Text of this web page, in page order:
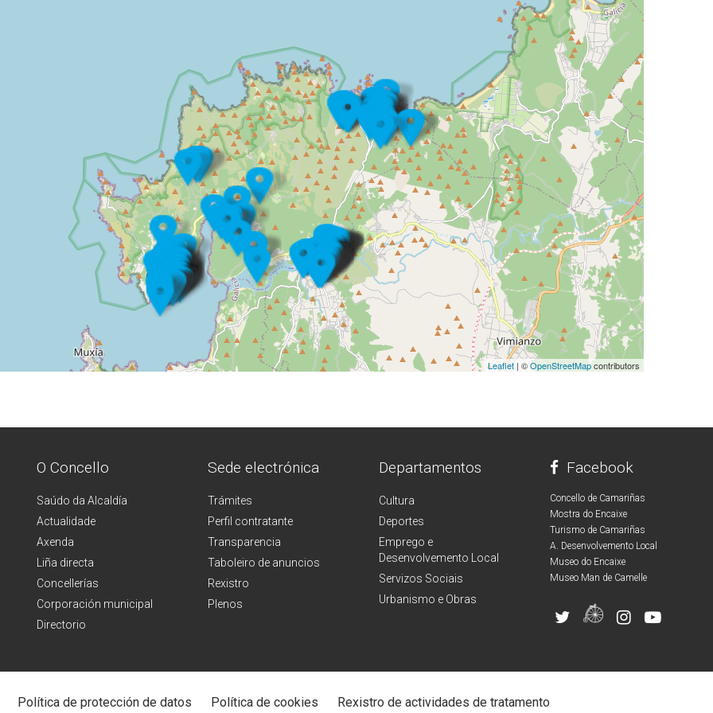
Leaflet | ©OpenStreetMapcontributors
O Concello
Saúdo da Alcaldía
Actualidade
Axenda
Liña directa
Concellerías
Corporación municipal
Directorio
Sede electrónica
Trámites
Perfil contratante
Transparencia
Taboleiro de anuncios
Rexistro
Plenos
Departamentos
Cultura
Deportes
Emprego e
Desenvolvemento Local
Servizos Sociais
Urbanismo e Obras
Facebook
Concello de Camariñas
Mostra do Encaixe
Turismo de Camariñas
A. Desenvolvemento Local
Museo do Encaixe
Museo Man de Camelle
Política de protección de datos Política de cookies Rexistro de actividades de tratamento